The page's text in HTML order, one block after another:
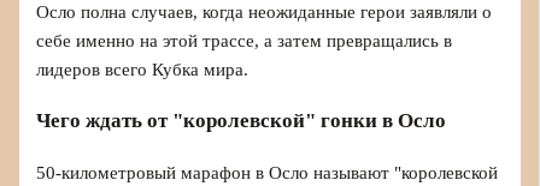
Осло полна случаев, когда неожиданные герои заявляли о
себе именно на этой трассе, а затем превращались в
лидеров всего Кубка мира.
Чего ждать от "королевской" гонки в Осло
50-километровый марафон в Осло называют "королевской